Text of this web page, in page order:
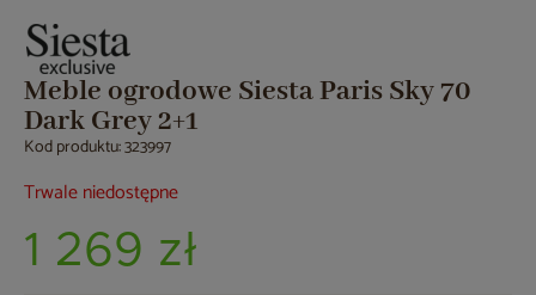
Meble ogrodowe Siesta Paris Sky 70
Dark Grey 2+1
Kod produktu: 323997
Trwale niedostępne
1 269 zł